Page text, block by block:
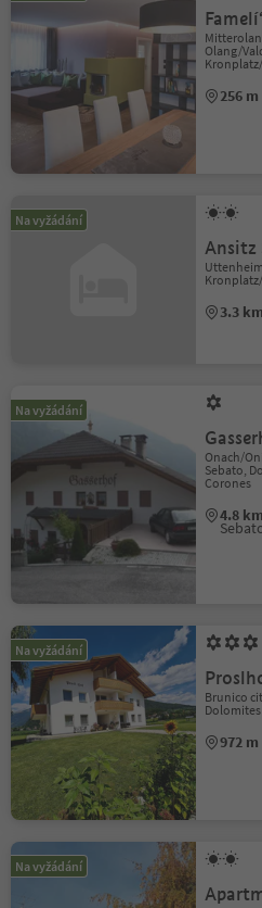
Olang/
256 m
Na vyžádání
Ansitz
3.3 km
Na vyžádání
Onach/
Sebato,
Corones
4.8 km
Na vyžádání
Brunico
972 m
Na vyžádání